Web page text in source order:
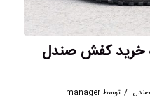
خرید کفش صندل
/ توسط manager